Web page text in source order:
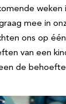
weken
mee in
ons op
van een
de